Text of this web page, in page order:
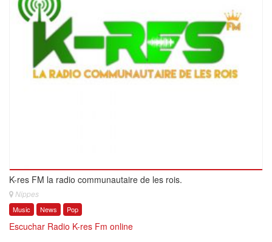
K-res FM la radio communautaire de les rois.
Nippes
Music News Pop
Escuchar Radio K-res Fm online